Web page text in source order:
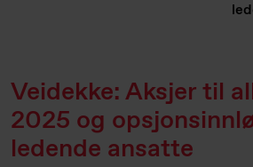
Veidekke: Aksjer til
2025 og
ledende ansatte